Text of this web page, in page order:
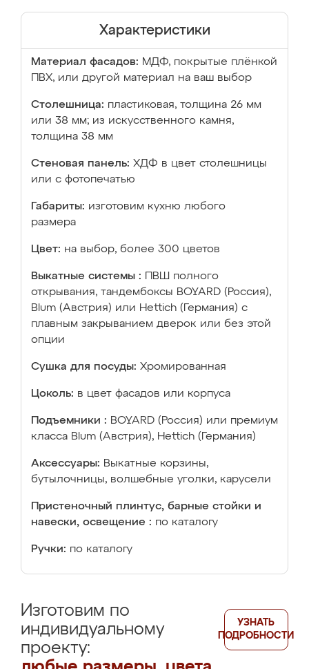
Характеристики
Материал фасадов: МДФ, покрытые плёнкой
ПВХ, или другой материал на ваш выбор
Столешница: пластиковая, толщина 26 мм
или 38 мм; из искусственного камня,
толщина 38 мм
Стеновая панель: ХДФ в цвет столешницы
или с фотопечатью
Габариты: изготовим кухню любого
размера
Цвет: на выбор, более 300 цветов
Выкатные системы :
ПВШ полного
открывания, тандембоксы BOYARD (Россия),
Blum (Австрия) или Hettich (Германия) с
плавным закрыванием дверок или без этой
опции
Сушка для посуды: Хромированная
Цоколь: в цвет фасадов или корпуса
Подъемники : BOYARD (Россия) или премиум
класса Blum (Австрия), Hettich (Германия)
Аксессуары: Выкатные корзины,
бутылочницы, волшебные уголки, карусели
Пристеночный плинтус, барные стойки и
навески, освещение : по каталогу
Ручки: по каталогу
Изготовим по
индивидуальному
проекту:
УЗНАТЬ
ПОДРОБНОСТИ